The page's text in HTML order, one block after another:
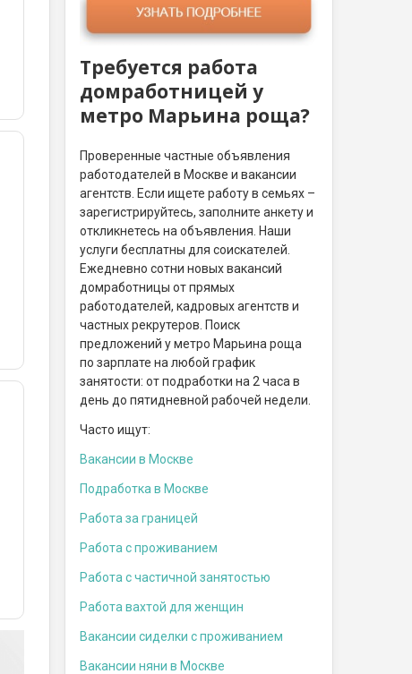
Требуется работа
домработницей у
метро Марьина роща?
Проверенные частные объявления
работодателей в Москве и вакансии
агентств. Если ищете работу в семьях –
зарегистрируйтесь, заполните анкету и
откликнетесь на объявления. Наши
услуги бесплатны для соискателей.
Ежедневно сотни новых вакансий
домработницы от прямых
работодателей, кадровых агентств и
частных рекрутеров. Поиск
предложений у метро Марьина роща
по зарплате на любой график
занятости: от подработки на 2 часа в
день до пятидневной рабочей недели.
Часто ищут:
Вакансии в Москве
Подработка в Москве
Работа за границей
Работа с проживанием
Работа с частичной занятостью
Работа вахтой для женщин
Вакансии сиделки с проживанием
Вакансии няни в Москве